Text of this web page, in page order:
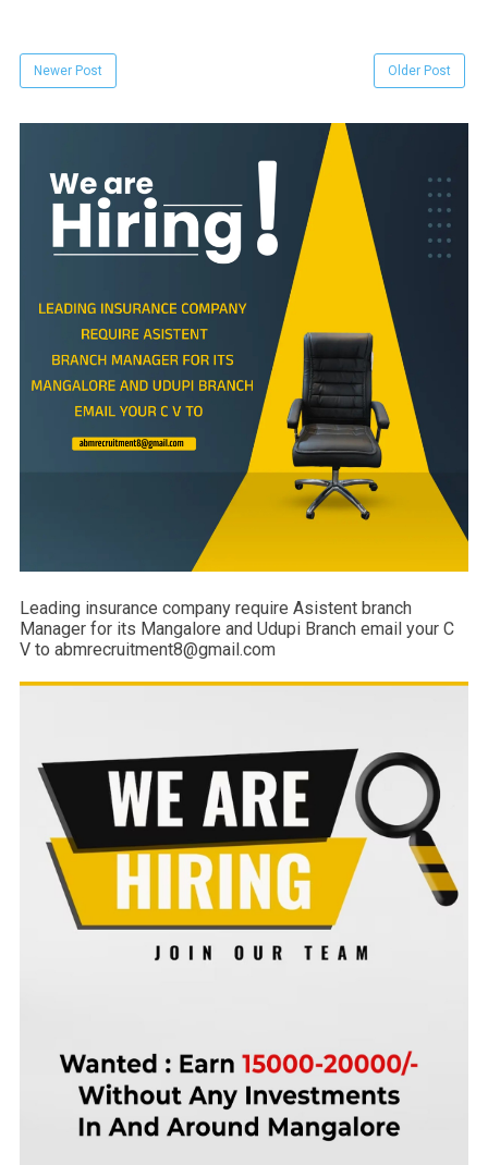
Newer Post Older Post
Leading insurance company require Asistent branch
Manager for its Mangalore and Udupi Branch email your C
V to abmrecruitment8@gmail.com